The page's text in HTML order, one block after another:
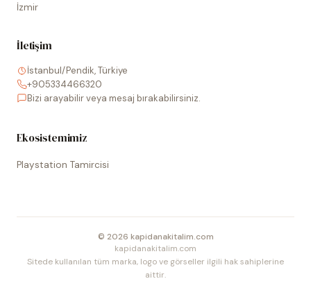
İzmir
İletişim
İstanbul/Pendik, Türkiye
+905334466320
Bizi arayabilir veya mesaj bırakabilirsiniz.
Ekosistemimiz
Playstation Tamircisi
© 2026 kapidanakitalim.com
kapidanakitalim.com
Sitede kullanılan tüm marka, logo ve görseller ilgili hak sahiplerine
aittir.